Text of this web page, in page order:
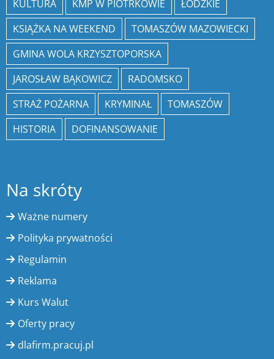
KULTURA
KMP W PIOTRKOWIE
ŁÓDZKIE
KSIĄŻKA NA WEEKEND
TOMASZÓW MAZOWIECKI
GMINA WOLA KRZYSZTOPORSKA
JAROSŁAW BĄKOWICZ
RADOMSKO
STRAŻ POŻARNA
KRYMINAŁ
TOMASZÓW
HISTORIA
DOFINANSOWANIE
Na skróty
Ważne numery
Polityka prywatności
Regulamin
Reklama
Kurs Walut
Oferty pracy
dlafirm.pracuj.pl